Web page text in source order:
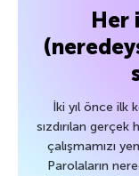
Her
İki yıl önce ilk
sızdırılan gerçek
çalışmamızı
Parolaların